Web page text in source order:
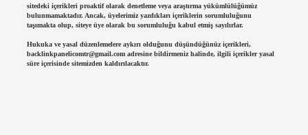
sitedeki içerikleri proaktif olarak denetleme veya araştırma yükümlülüğümüz
bulunmamaktadır. Ancak, üyelerimiz yazdıkları içeriklerin sorumluluğunu
taşımakta olup, siteye üye olarak bu sorumluluğu kabul etmiş sayılırlar.
Hukuka ve yasal düzenlemelere aykırı olduğunu düşündüğünüz içerikleri,
backlinkpanelicomtr@gmail.comadresine bildirmeniz halinde, ilgili içerikler yasal
süre içerisinde sitemizden kaldırılacaktır.